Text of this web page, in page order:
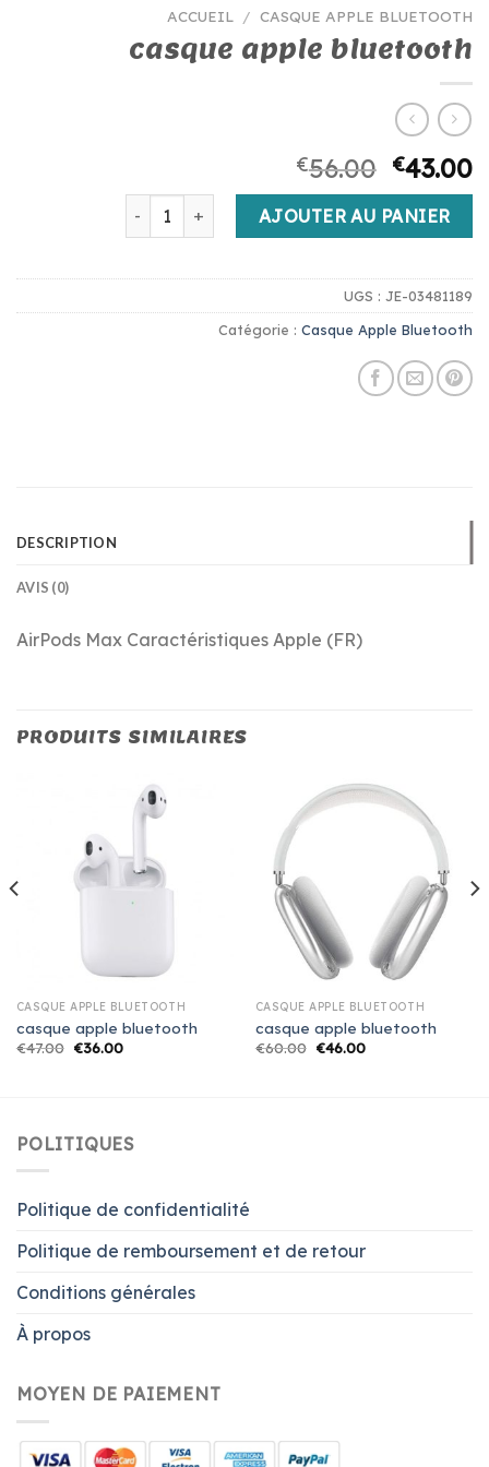
ACCUEIL / CASQUE APPLE BLUETOOTH
casque apple bluetooth
€56.00 €43.00
quantité de casque apple bluetooth
AJOUTER AU PANIER
UGS : JE-03481189
Catégorie : Casque Apple Bluetooth
DESCRIPTION
AVIS (0)
AirPods Max Caractéristiques Apple (FR)
PRODUITS SIMILAIRES
CASQUE APPLE BLUETOOTH
casque apple bluetooth
€47.00 €36.00
CASQUE APPLE BLUETOOTH
casque apple bluetooth
€60.00 €46.00
POLITIQUES
Politique de confidentialité
Politique de remboursement et de retour
Conditions générales
À propos
MOYEN DE PAIEMENT